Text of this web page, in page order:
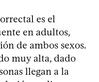
es el
en adultos,
de ambos sexos.
muy alta, dado
llegan a la